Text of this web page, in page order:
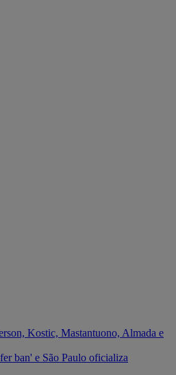
Kostic, Mastantuono, Almada e
ban' e São Paulo oficializa